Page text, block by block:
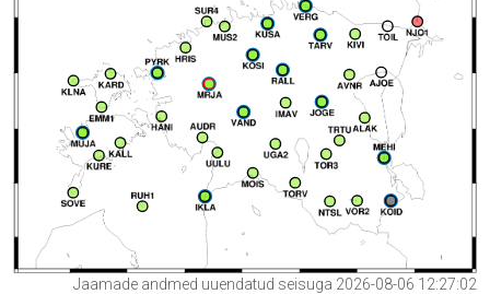
Jaamade andmed uuendatud seisuga 2026-08-06 12:27:02